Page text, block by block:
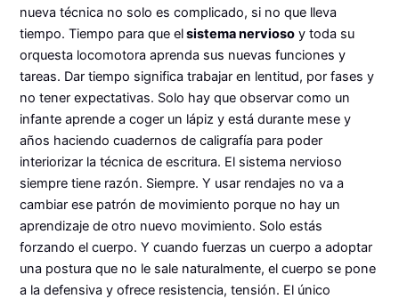
nueva técnica no solo es complicado, si no que lleva
tiempo. Tiempo para que elsistema nervioso y toda su
orquesta locomotora aprenda sus nuevas funciones y
tareas. Dar tiempo significa trabajar en lentitud, por fases y
no tener expectativas. Solo hay que observar como un
infante aprende a coger un lápiz y está durante mese y
años haciendo cuadernos de caligrafía para poder
interiorizar la técnica de escritura. El sistema nervioso
siempre tiene razón. Siempre. Y usar rendajes no va a
cambiar ese patrón de movimiento porque no hay un
aprendizaje de otro nuevo movimiento. Solo estás
forzando el cuerpo. Y cuando fuerzas un cuerpo a adoptar
una postura que no le sale naturalmente, el cuerpo se pone
a la defensiva y ofrece resistencia, tensión. El único